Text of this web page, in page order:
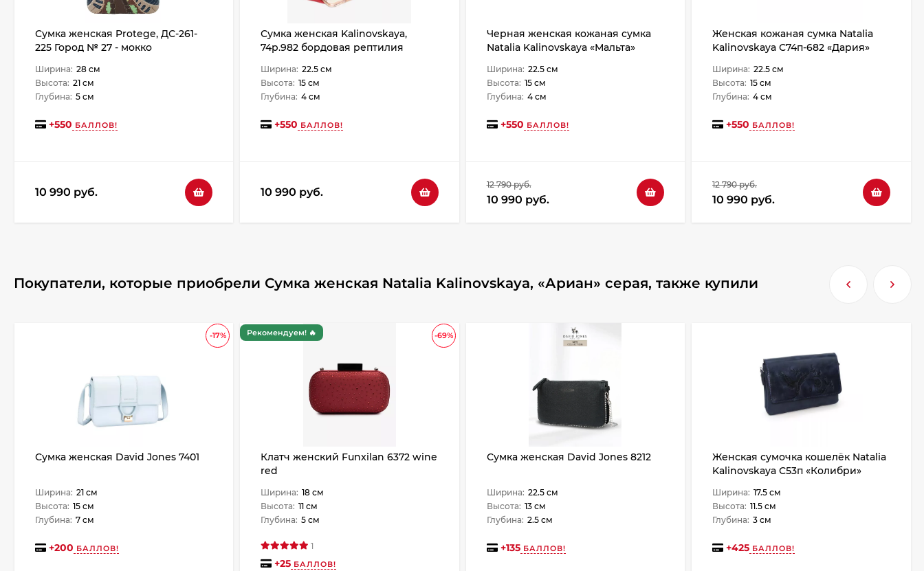
Сумка женская Protege, ДС-261-
225 Город № 27 - мокко
Ширина: 28 см
Высота: 21 см
Глубина: 5 см
+550 БАЛЛОВ!
10 990 руб.
Сумка женская Kalinovskaya,
74р.982 бордовая рептилия
Ширина: 22.5 см
Высота: 15 см
Глубина: 4 см
+550 БАЛЛОВ!
10 990 руб.
Черная женская кожаная сумка
Natalia Kalinovskaya «Мальта»
Ширина: 22.5 см
Высота: 15 см
Глубина: 4 см
+550 БАЛЛОВ!
12 790 руб.
10 990 руб.
Женская кожаная сумка Natalia
Kalinovskaya С74п-682 «Дария»
Ширина: 22.5 см
Высота: 15 см
Глубина: 4 см
+550 БАЛЛОВ!
12 790 руб.
10 990 руб.
Покупатели, которые приобрели Сумка женская Natalia Kalinovskaya, «Ариан» серая, также купили
-17%
Сумка женская David Jones 7401
Ширина: 21 см
Высота: 15 см
Глубина: 7 см
+200 БАЛЛОВ!
-69%
Рекомендуем! 🔥
Клатч женский Funxilan 6372 wine
red
Ширина: 18 см
Высота: 11 см
Глубина: 5 см
1
+25 БАЛЛОВ!
Сумка женская David Jones 8212
Ширина: 22.5 см
Высота: 13 см
Глубина: 2.5 см
+135БАЛЛОВ!
Женская сумочка кошелёк Natalia
Kalinovskaya С53п «Колибри»
Ширина: 17.5 см
Высота: 11.5 см
Глубина: 3 см
+425 БАЛЛОВ!